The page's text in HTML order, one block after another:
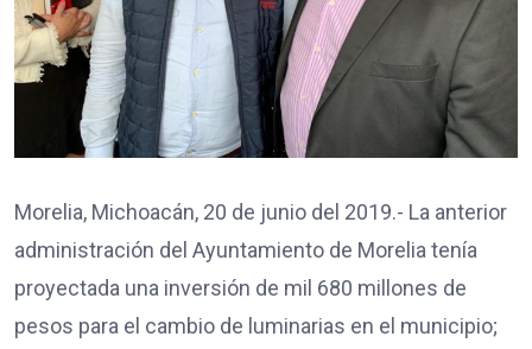
Morelia, Michoacán, 20 de junio del 2019.- La anterior
administración del Ayuntamiento de Morelia tenía
proyectada una inversión de mil 680 millones de
pesos para el cambio de luminarias en el municipio;